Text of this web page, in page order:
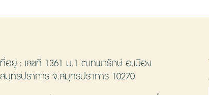
ที่อยู่ : เลขที่ 1361 ม.1 ต.เทพารักษ์ อ.เมือง
สมุทรปราการ จ.สมุทรปราการ 10270